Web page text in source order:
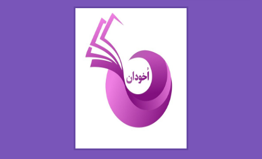
امیر فرهی
باران
بهار سلطانی
بهاره شیرازی
بهاره.م
بیتا فرخی